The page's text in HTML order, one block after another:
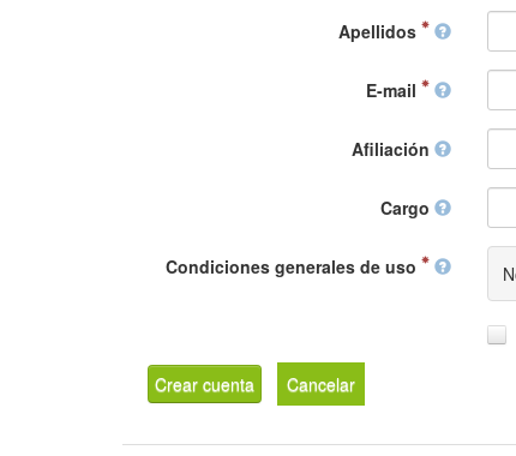
Apellidos
E-mail
Afiliación
Cargo
Condiciones generales de uso
Crear cuenta Cancelar